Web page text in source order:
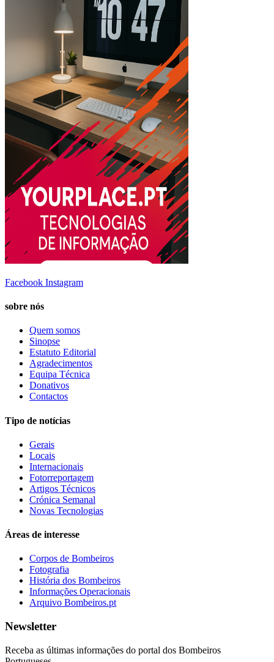
Facebook Instagram
sobre nós
Quem somos
Sinopse
Estatuto Editorial
Agradecimentos
Equipa Técnica
Donativos
Contactos
Tipo de notícias
Gerais
Locais
Internacionais
Fotorreportagem
Artigos Técnicos
Crónica Semanal
Novas Tecnologias
Áreas de interesse
Corpos de Bombeiros
Fotografia
História dos Bombeiros
Informações Operacionais
Arquivo Bombeiros.pt
Newsletter
Receba as últimas informações do portal dos Bombeiros